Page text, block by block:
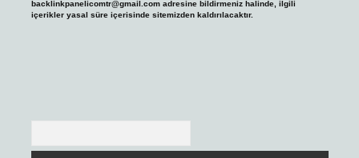
backlinkpanelicomtr@gmail.comadresine bildirmeniz halinde, ilgili
içerikler yasal süre içerisinde sitemizden kaldırılacaktır.